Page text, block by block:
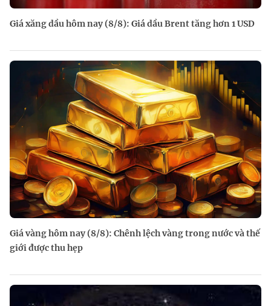
Giá xăng dầu hôm nay (8/8): Giá dầu Brent tăng hơn 1 USD
Giá vàng hôm nay (8/8): Chênh lệch vàng trong nước và thế
giới được thu hẹp